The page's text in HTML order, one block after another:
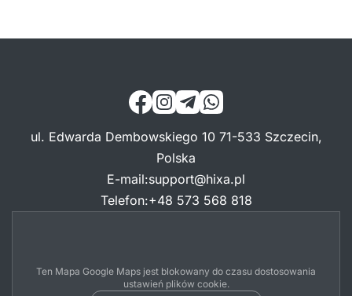
ul. Edwarda Dembowskiego 10 71-533 Szczecin,
Polska
E-mail:support@hixa.pl
Telefon:+48 573 568 818
Ten Mapa Google Maps jest blokowany do czasu dostosowania
ustawień plików cookie.